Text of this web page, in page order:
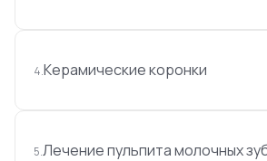
4.Керамические коронки
5.Лечение пульпита молочных